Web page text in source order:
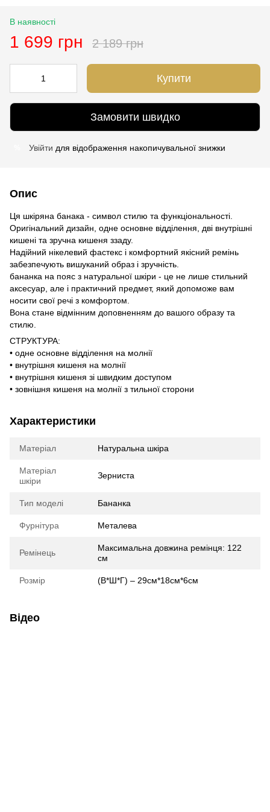
В наявності
1 699 грн 2 189 грн
Купити
Замовити швидко
Увійти для відображення накопичувальної знижки
Опис
Ця шкіряна банака - символ стилю та функціональності.
Оригінальний дизайн, одне основне відділення, дві внутрішні
кишені та зручна кишеня ззаду.
Надійний нікелевий фастекс і комфортний якісний ремінь
забезпечують вишуканий образ і зручність.
бананка на пояс з натуральної шкіри - це не лише стильний
аксесуар, але і практичний предмет, який допоможе вам
носити свої речі з комфортом.
Вона стане відмінним доповненням до вашого образу та
стилю.
СТРУКТУРА:
• одне основне відділення на молнії
• внутрішня кишеня на молнії
• внутрішня кишеня зі швидким доступом
• зовнішня кишеня на молнії з тильної сторони
Характеристики
Матеріал Натуральна шкіра
Матеріал
шкіри
Зерниста
Тип моделі Бананка
Фурнітура Металева
Ремінець
Максимальна довжина ремінця: 122
см
Розмір (В*Ш*Г) – 29см*18см*6см
Відео